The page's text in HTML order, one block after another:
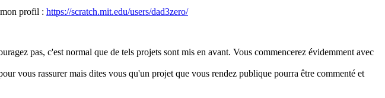
profil : https://scratch.mit.edu/users/dad3zero/
pas, c'est normal que de tels projets sont mis en avant. Vous commencerez évidemment avec
vous rassurer mais dites vous qu'un projet que vous rendez publique pourra être commenté et